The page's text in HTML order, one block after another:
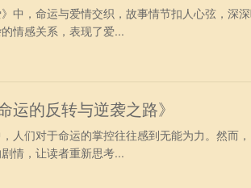
中，命运与爱情交织，故事情节扣人心弦，深
情感关系，表现了爱...
运的反转与逆袭之路》
人们对于命运的掌控往往感到无能为力。然而
情，让读者重新思考...